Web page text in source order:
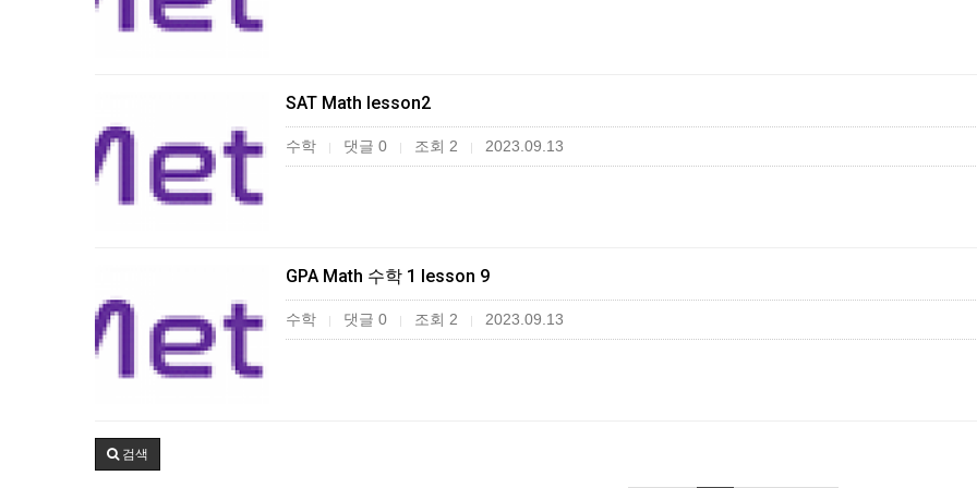
SAT Math lesson2
수학 | 댓글 0 | 조회 2 | 2023.09.13
GPA Math 수학 1 lesson 9
수학 | 댓글 0 | 조회 2 | 2023.09.13
검색